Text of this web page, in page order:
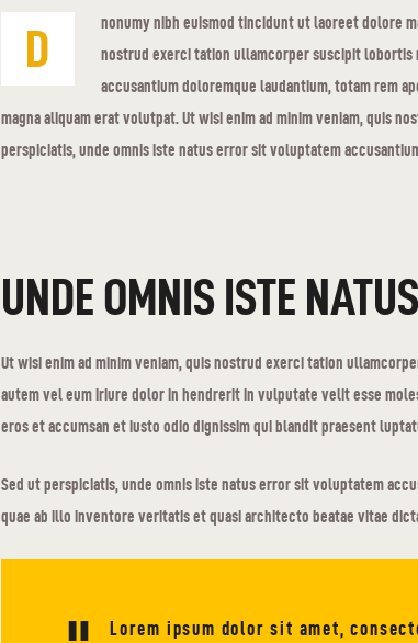
D
nonumy nibh euismod tincidunt ut laoreet dolore
nostrud exerci tation ullamcorper suscipit
accusantium doloremque laudantium, totam rem
magna aliquam erat volutpat. Ut wisi enim ad minim veniam, quis
perspiciatis, unde omnis iste natus error sit voluptatem
UNDE OMNIS ISTE
Ut wisi enim ad minim veniam, quis nostrud exerci tation
autem vel eum iriure dolor in hendrerit in vulputate velit esse
eros et accumsan et iusto odio dignissim qui blandit praesent
Sed ut perspiciatis, unde omnis iste natus error sit voluptatem
quae ab illo inventore veritatis et quasi architecto beatae vitae
Lorem ipsum dolor sit amet,